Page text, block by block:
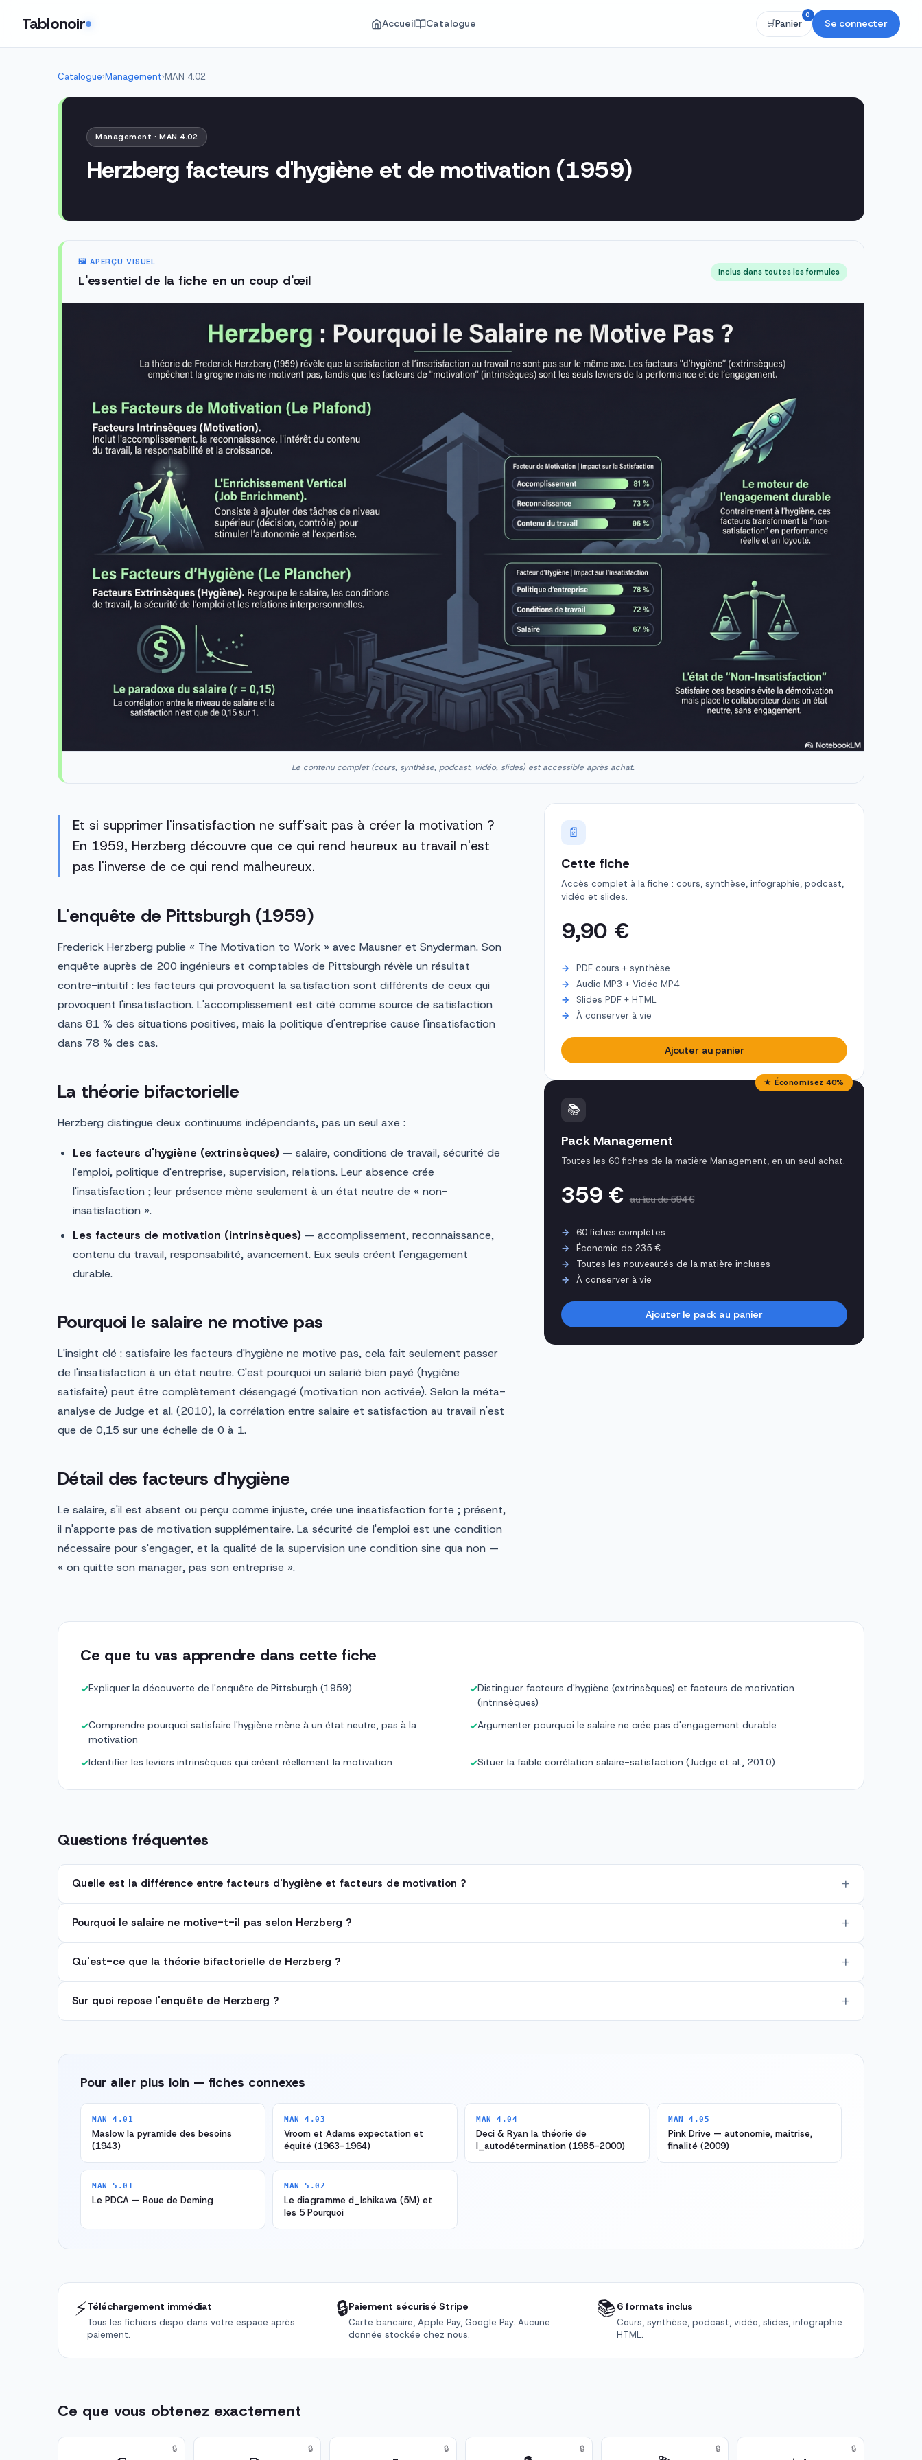
Tablonoir Accueil Catalogue 🛒Panier
0
Se connecter
Catalogue›Management›MAN 4.02
Management · MAN 4.02
Herzberg facteurs d'hygiène et de motivation (1959)
🖼️ APERÇU VISUEL
L'essentiel de la fiche en un coup d'œil
Inclus dans toutes les formules
Le contenu complet (cours, synthèse, podcast, vidéo, slides) est accessible après achat.
Et si supprimer l'insatisfaction ne suffisait pas à créer la motivation ?
En 1959, Herzberg découvre que ce qui rend heureux au travail n'est
pas l'inverse de ce qui rend malheureux.
L'enquête de Pittsburgh (1959)
Frederick Herzberg publie « The Motivation to Work » avec Mausner et Snyderman. Son
enquête auprès de 200 ingénieurs et comptables de Pittsburgh révèle un résultat
contre-intuitif : les facteurs qui provoquent la satisfaction sont différents de ceux qui
provoquent l'insatisfaction. L'accomplissement est cité comme source de satisfaction
dans 81 % des situations positives, mais la politique d'entreprise cause l'insatisfaction
dans 78 % des cas.
La théorie bifactorielle
Herzberg distingue deux continuums indépendants, pas un seul axe :
Les facteurs d'hygiène (extrinsèques) — salaire, conditions de travail, sécurité de
l'emploi, politique d'entreprise, supervision, relations. Leur absence crée
l'insatisfaction ; leur présence mène seulement à un état neutre de « non-
insatisfaction ».
Les facteurs de motivation (intrinsèques) — accomplissement, reconnaissance,
contenu du travail, responsabilité, avancement. Eux seuls créent l'engagement
durable.
Pourquoi le salaire ne motive pas
L'insight clé : satisfaire les facteurs d'hygiène ne motive pas, cela fait seulement passer
de l'insatisfaction à un état neutre. C'est pourquoi un salarié bien payé (hygiène
satisfaite) peut être complètement désengagé (motivation non activée). Selon la méta-
analyse de Judge et al. (2010), la corrélation entre salaire et satisfaction au travail n'est
que de 0,15 sur une échelle de 0 à 1.
Détail des facteurs d'hygiène
Le salaire, s'il est absent ou perçu comme injuste, crée une insatisfaction forte ; présent,
il n'apporte pas de motivation supplémentaire. La sécurité de l'emploi est une condition
nécessaire pour s'engager, et la qualité de la supervision une condition sine qua non —
« on quitte son manager, pas son entreprise ».
📄
Cette fiche
Accès complet à la fiche : cours, synthèse, infographie, podcast,
vidéo et slides.
9,90 €
PDF cours + synthèse
Audio MP3 + Vidéo MP4
Slides PDF + HTML
À conserver à vie
Ajouter au panier
★ Économisez 40%
📚
Pack Management
Toutes les 60 fiches de la matière Management, en un seul achat.
359 €au lieu de 594 €
60 fiches complètes
Économie de 235 €
Toutes les nouveautés de la matière incluses
À conserver à vie
Ajouter le pack au panier
Ce que tu vas apprendre dans cette fiche
✓Expliquer la découverte de l'enquête de Pittsburgh (1959) ✓Distinguer facteurs d'hygiène (extrinsèques) et facteurs de motivation
(intrinsèques)
✓Comprendre pourquoi satisfaire l'hygiène mène à un état neutre, pas à la
motivation
✓Argumenter pourquoi le salaire ne crée pas d'engagement durable
✓Identifier les leviers intrinsèques qui créent réellement la motivation ✓Situer la faible corrélation salaire-satisfaction (Judge et al., 2010)
Questions fréquentes
Quelle est la différence entre facteurs d'hygiène et facteurs de motivation ?
Pourquoi le salaire ne motive-t-il pas selon Herzberg ?
Qu'est-ce que la théorie bifactorielle de Herzberg ?
Sur quoi repose l'enquête de Herzberg ?
Pour aller plus loin — fiches connexes
MAN 4.01
Maslow la pyramide des besoins
(1943)
MAN 4.03
Vroom et Adams expectation et
équité (1963-1964)
MAN 4.04
Deci & Ryan la théorie de
l_autodétermination (1985-2000)
MAN 4.05
Pink Drive — autonomie, maîtrise,
finalité (2009)
MAN 5.01
Le PDCA — Roue de Deming
MAN 5.02
Le diagramme d_Ishikawa (5M) et
les 5 Pourquoi
⚡Téléchargement immédiat
Tous les fichiers dispo dans votre espace après
paiement.
🔒Paiement sécurisé Stripe
Carte bancaire, Apple Pay, Google Pay. Aucune
donnée stockée chez nous.
📚6 formats inclus
Cours, synthèse, podcast, vidéo, slides, infographie
HTML.
Ce que vous obtenez exactement
🔒 🔒 🔒 🔒 🔒 🔒